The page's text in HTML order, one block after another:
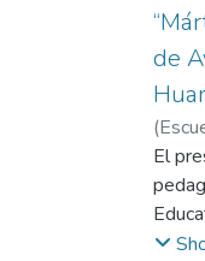
con
con
de
(
El